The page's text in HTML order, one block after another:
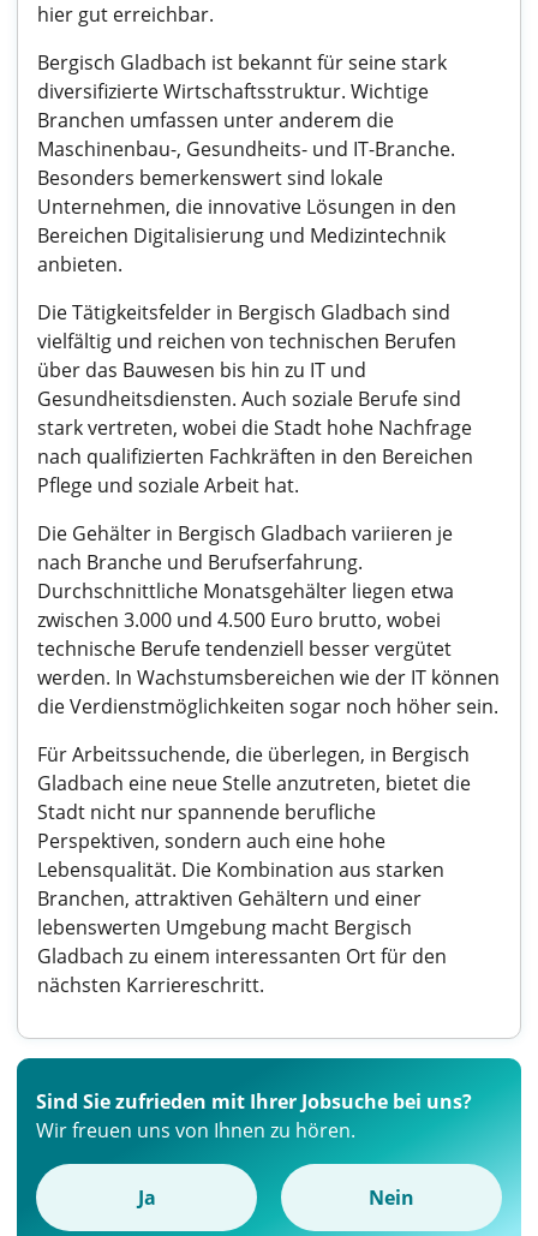
hier gut erreichbar.
Bergisch Gladbach ist bekannt für seine stark
diversifizierte Wirtschaftsstruktur. Wichtige
Branchen umfassen unter anderem die
Maschinenbau-, Gesundheits- und IT-Branche.
Besonders bemerkenswert sind lokale
Unternehmen, die innovative Lösungen in den
Bereichen Digitalisierung und Medizintechnik
anbieten.
Die Tätigkeitsfelder in Bergisch Gladbach sind
vielfältig und reichen von technischen Berufen
über das Bauwesen bis hin zu IT und
Gesundheitsdiensten. Auch soziale Berufe sind
stark vertreten, wobei die Stadt hohe Nachfrage
nach qualifizierten Fachkräften in den Bereichen
Pflege und soziale Arbeit hat.
Die Gehälter in Bergisch Gladbach variieren je
nach Branche und Berufserfahrung.
Durchschnittliche Monatsgehälter liegen etwa
zwischen 3.000 und 4.500 Euro brutto, wobei
technische Berufe tendenziell besser vergütet
werden. In Wachstumsbereichen wie der IT können
die Verdienstmöglichkeiten sogar noch höher sein.
Für Arbeitssuchende, die überlegen, in Bergisch
Gladbach eine neue Stelle anzutreten, bietet die
Stadt nicht nur spannende berufliche
Perspektiven, sondern auch eine hohe
Lebensqualität. Die Kombination aus starken
Branchen, attraktiven Gehältern und einer
lebenswerten Umgebung macht Bergisch
Gladbach zu einem interessanten Ort für den
nächsten Karriereschritt.
Sind Sie zufrieden mit Ihrer Jobsuche bei uns?
Wir freuen uns von Ihnen zu hören.
Ja Nein